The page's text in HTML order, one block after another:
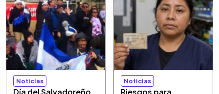
Noticias
Día del Salvadoreño
Noticias
Riesgos para